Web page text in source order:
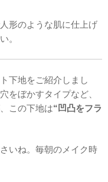
形のような肌に仕上げ
。
下地をご紹介しまし
をぼかすタイプなど、
この下地は“凹凸をフラ
いね。毎朝のメイク時